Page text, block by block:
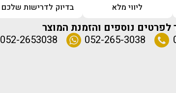
ליווי מלא בדיוק לדרישות שלכם
לפרטים נוספים והזמנת המוצר
052-265-3038
052-2653038